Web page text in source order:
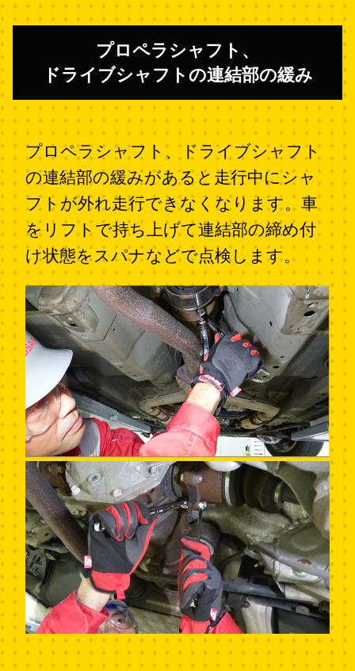
プロペラシャフト、
ドライブシャフトの連結部の緩み
プロペラシャフト、ドライブシャフト
の連結部の緩みがあると走行中にシャ
フトが外れ走行できなくなります。車
をリフトで持ち上げて連結部の締め付
け状態をスパナなどで点検します。